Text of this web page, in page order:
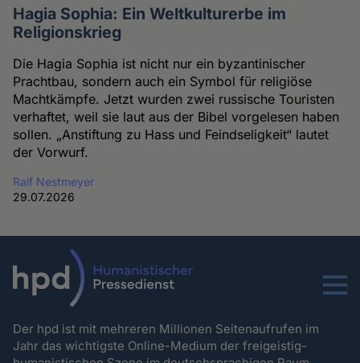
Hagia Sophia: Ein Weltkulturerbe im
Religionskrieg
Die Hagia Sophia ist nicht nur ein byzantinischer
Prachtbau, sondern auch ein Symbol für religiöse
Machtkämpfe. Jetzt wurden zwei russische Touristen
verhaftet, weil sie laut aus der Bibel vorgelesen haben
sollen. „Anstiftung zu Hass und Feindseligkeit“ lautet
der Vorwurf.
Ralf Nestmeyer
29.07.2026
Menu
Der hpd ist mit mehreren Millionen Seitenaufrufen im
Jahr das wichtigste Online-Medium der freigeistig-